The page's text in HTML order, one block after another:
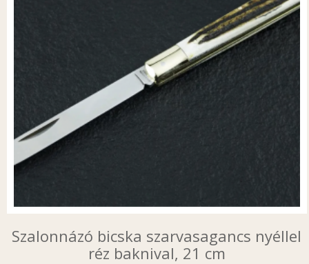
Szalonnázó bicska szarvasagancs nyéllel
réz baknival, 21 cm